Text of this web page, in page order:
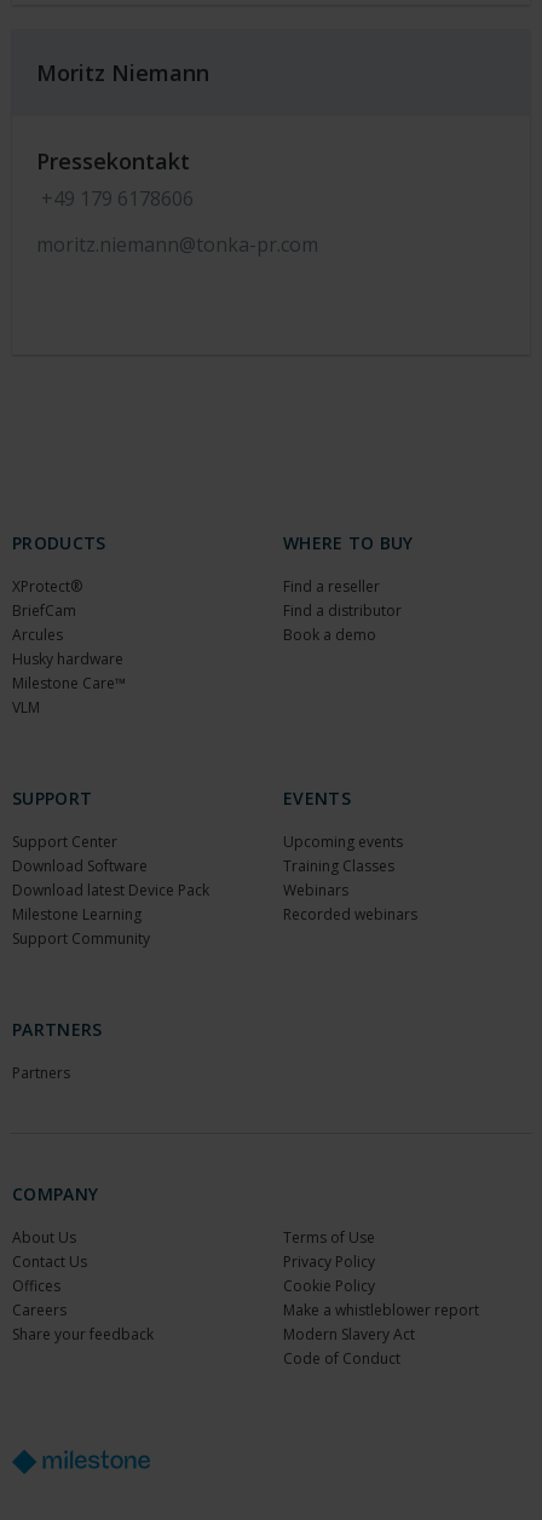
Moritz Niemann
Pressekontakt
+49 179 6178606
moritz.niemann@tonka-pr.com
PRODUCTS
XProtect®
BriefCam
Arcules
Husky hardware
Milestone Care™
VLM
WHERE TO BUY
Find a reseller
Find a distributor
Book a demo
SUPPORT
Support Center
Download Software
Download latest Device Pack
Milestone Learning
Support Community
EVENTS
Upcoming events
Training Classes
Webinars
Recorded webinars
PARTNERS
Partners
COMPANY
About Us
Contact Us
Offices
Careers
Share your feedback
Terms of Use
Privacy Policy
Cookie Policy
Make a whistleblower report
Modern Slavery Act
Code of Conduct